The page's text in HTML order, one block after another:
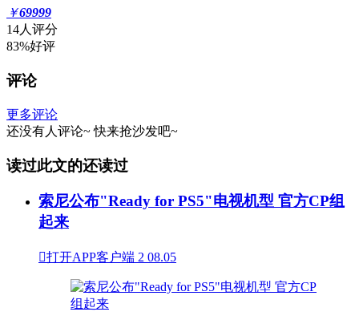
￥69999
14人评分
83%好评
评论
更多评论
还没有人评论~ 快来抢沙发吧~
读过此文的还读过
索尼公布"Ready for PS5"电视机型 官方CP组
起来
打开APP客户端 2 08.05